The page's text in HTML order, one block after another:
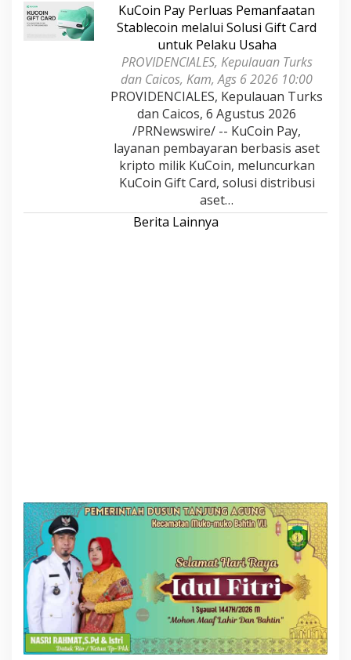
KuCoin Pay Perluas Pemanfaatan
Stablecoin melalui Solusi Gift Card
untuk Pelaku Usaha
PROVIDENCIALES, Kepulauan Turks
dan Caicos, Kam, Ags 6 2026 10:00
PROVIDENCIALES, Kepulauan Turks
dan Caicos, 6 Agustus 2026
/PRNewswire/ -- KuCoin Pay,
layanan pembayaran berbasis aset
kripto milik KuCoin, meluncurkan
KuCoin Gift Card, solusi distribusi
aset…
Berita Lainnya